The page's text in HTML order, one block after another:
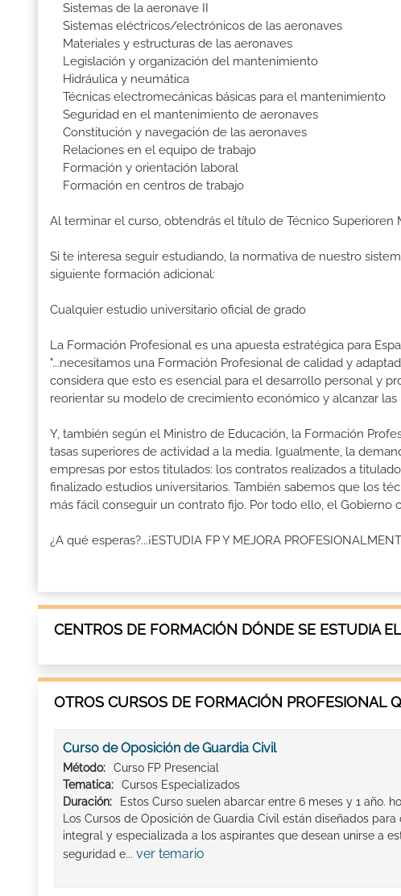
Sistemas de la aeronave II
Sistemas eléctricos/electrónicos de las aeronaves
Materiales y estructuras de las aeronaves
Legislación y organización del mantenimiento
Hidráulica y neumática
Técnicas electromecánicas básicas para el mantenimiento
Seguridad en el mantenimiento de aeronaves
Constitución y navegación de las aeronaves
Relaciones en el equipo de trabajo
Formación y orientación laboral
Formación en centros de trabajo
Al terminar el curso, obtendrás el título de Técnico
Si te interesa seguir estudiando, la normativa de nuestro
siguiente formación adicional:
Cualquier estudio universitario oficial de grado
La Formación Profesional es una apuesta estratégica para
"...necesitamos una Formación Profesional de calidad y
considera que esto es esencial para el desarrollo personal y
reorientar su modelo de crecimiento económico y alcanzar las
Y, también según el Ministro de Educación, la Formación
tasas superiores de actividad a la media. Igualmente, la
empresas por estos titulados: los contratos realizados a
finalizado estudios universitarios. También sabemos que los
más fácil conseguir un contrato fijo. Por todo ello, el
¿A qué esperas?...¡ESTUDIA FP Y MEJORA
CENTROS DE FORMACIÓN DÓNDE SE ESTUDIA
OTROS CURSOS DE FORMACIÓN PROFESIONAL
Curso de Oposición de Guardia Civil
Método:
Curso FP Presencial
Tematica:
Cursos Especializados
Duración:
Estos Curso suelen abarcar entre 6 meses y 1 año.
Los Cursos de Oposición de Guardia Civil están diseñados
integral y especializada a los aspirantes que desean unirse a
seguridad e... ver temario